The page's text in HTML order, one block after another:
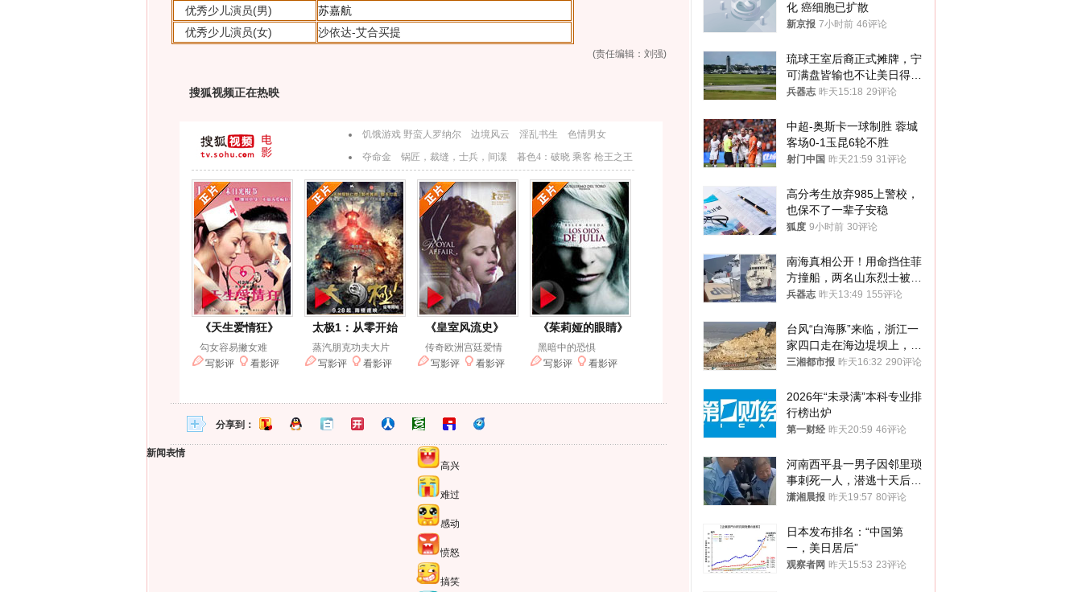
优秀少儿演员(男)
苏嘉航
优秀少儿演员(女)
沙依达-艾合买提
(责任编辑：刘强)
搜狐视频正在热映
分享到：
新闻表情
高兴
难过
感动
愤怒
搞笑
化 癌细胞已扩散
新京报 7小时前 46评论
琉球王室后裔正式摊牌，宁
可满盘皆输也不让美日得
逞，中国成关键
兵器志 昨天15:18 29评论
中超-奥斯卡一球制胜 蓉城
客场0-1玉昆6轮不胜
射门中国 昨天21:59 31评论
高分考生放弃985上警校，
也保不了一辈子安稳
狐度 9小时前 30评论
南海真相公开！用命挡住菲
方撞船，两名山东烈士被授
武警最高荣誉
兵器志 昨天13:49 155评论
台风“白海豚”来临，浙江一
家四口走在海边堤坝上，其
中9岁男孩被巨浪卷入海
三湘都市报 昨天16:32 290评论
2026年“未录满”本科专业排
行榜出炉
第一财经 昨天20:59 46评论
河南西平县一男子因邻里琐
事刺死一人，潜逃十天后在
十多公里外一片玉米地里落
潇湘晨报 昨天19:57 80评论
日本发布排名：“中国第
一，美日居后”
观察者网 昨天15:53 23评论